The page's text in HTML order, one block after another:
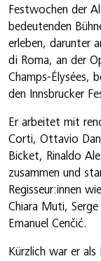
Festwochen der
bedeutenden
erleben, darunter
di Roma, an der
Champs-Élysées,
den Innsbrucker
Er arbeitet mit
Corti, Ottavio
Bicket, Rinaldo
zusammen und
Regisseur:innen
Chiara Muti,
Emanuel Cenčić.
Kürzlich war er als